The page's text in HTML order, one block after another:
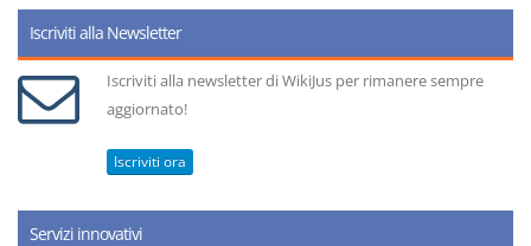
Iscriviti alla Newsletter
Iscriviti alla newsletter di WikiJus per rimanere sempre
aggiornato!
Iscriviti ora
Servizi innovativi